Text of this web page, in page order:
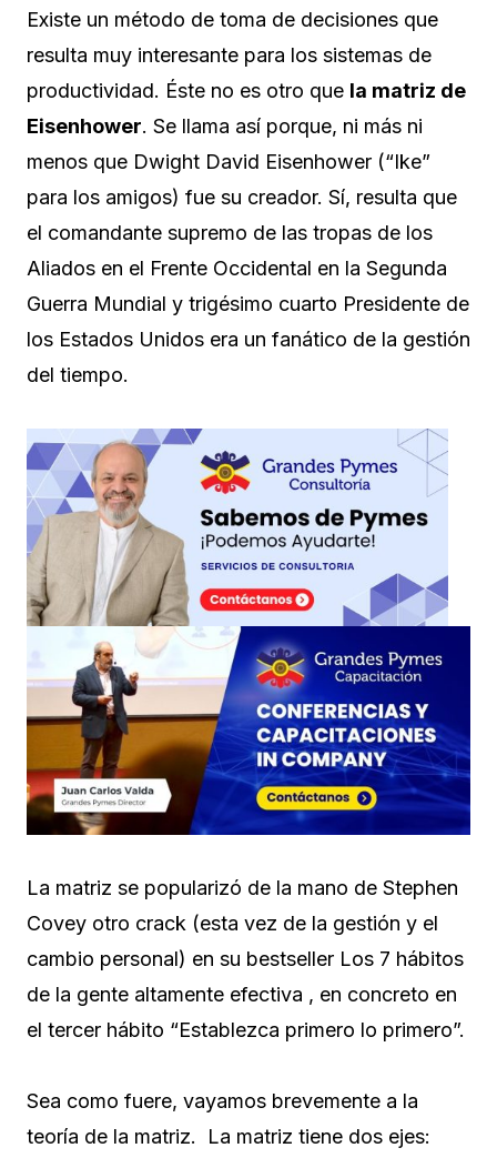
Existe un método de toma de decisiones que
resulta muy interesante para los sistemas de
productividad. Éste no es otro que la matriz de
Eisenhower. Se llama así porque, ni más ni
menos que Dwight David Eisenhower (“Ike”
para los amigos) fue su creador. Sí, resulta que
el comandante supremo de las tropas de los
Aliados en el Frente Occidental en la Segunda
Guerra Mundial y trigésimo cuarto Presidente de
los Estados Unidos era un fanático de la gestión
del tiempo.
La matriz se popularizó de la mano de Stephen
Covey otro crack (esta vez de la gestión y el
cambio personal) en su bestseller Los 7 hábitos
de la gente altamente efectiva , en concreto en
el tercer hábito “Establezca primero lo primero”.
Sea como fuere, vayamos brevemente a la
teoría de la matriz. La matriz tiene dos ejes: